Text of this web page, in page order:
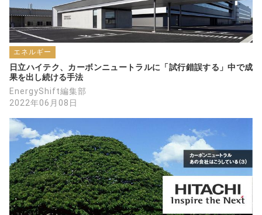
エネルギー
日立ハイテク、カーボンニュートラルに「試行錯誤する」中で成
果を出し続ける手法
EnergyShift編集部
2022年06月08日